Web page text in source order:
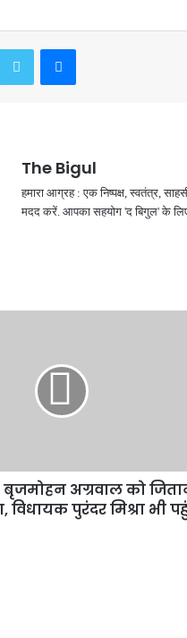
Twitter Messenger
The Bigul
हमारा आग्रह : एक निष्पक्ष, स्वतंत्र,
मदद करें. आपका सहयोग 'द बिगुल' के लिए
अग्रवाल को
पुरंदर मिश्रा भी